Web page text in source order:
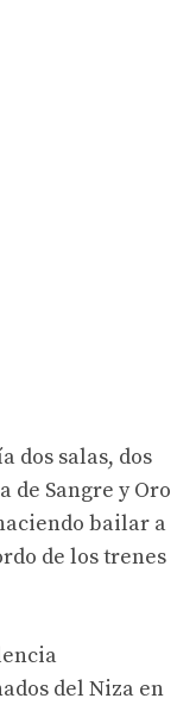
dos salas, dos
de Sangre y Oro
bailar a
de los trenes
del Niza en